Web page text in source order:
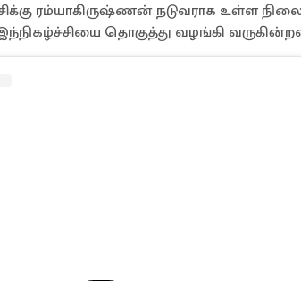
ரம்யாகிருஷ்ணன் நடுவராக உள்ள
இந்நிகழ்ச்சியை தொகுத்து வழங்கி